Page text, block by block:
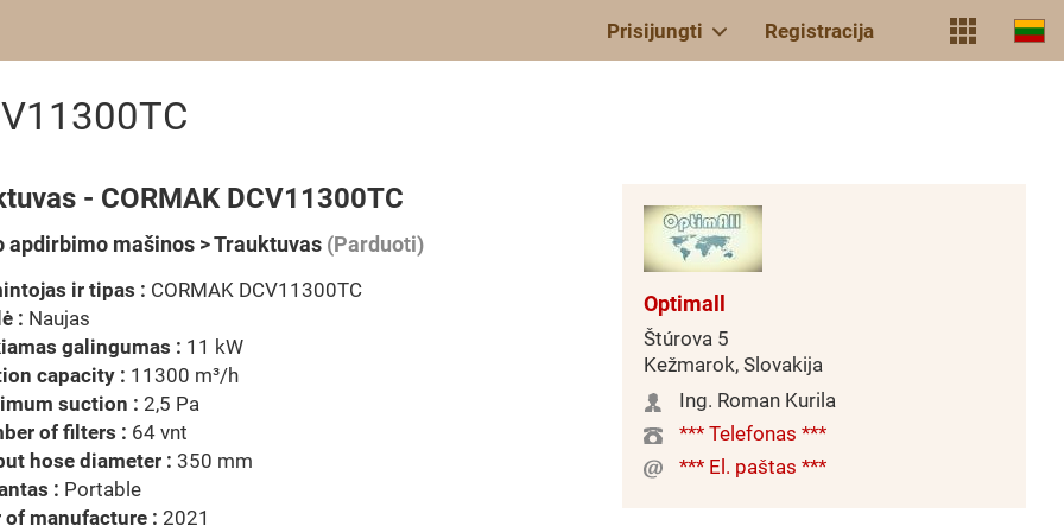
Prisijungti Registracija
- CORMAK DCV11300TC
apdirbimo mašinos > Trauktuvas (Parduoti)
ir tipas : CORMAK DCV11300TC
: Naujas
galingumas : 11 kW
capacity : 11300 m³/h
suction : 2,5 Pa
of filters : 64 vnt
hose diameter : 350 mm
: Portable
of manufacture : 2021
Optimall
Štúrova 5
Kežmarok, Slovakija
Ing. Roman Kurila
*** Telefonas ***
*** El. paštas ***